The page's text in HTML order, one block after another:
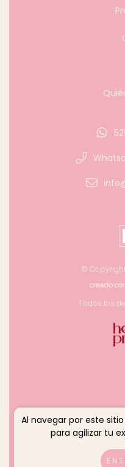
Al navegar por este sitio
para agilizar tu
©
Todos los